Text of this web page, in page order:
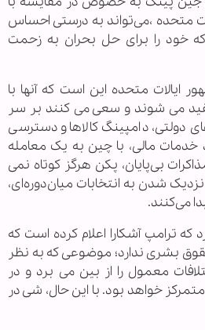
متحده ،می‌تواند به درستی احساس
خود را برای حل بحران به زحمت
ایالات متحده این است که آنها با
می ‌شوند و سعی می کنند بر سر
دولتی، دامپینگ کالاها و دسترسی
خدمات مالی، با چین به یک معامله
بی‌پایان، پکن هرگز کوتاه نمی
نزدیک شدن به انتخابات میان‌دوره‌ای،
می‌کنند.
که ترامپ آشکارا اعلام کرده است که
بشری ندارد؛ موضوعی که به نظر
معمول را از بین می ‌برد و در
خواهد بود. با این حال، شی در